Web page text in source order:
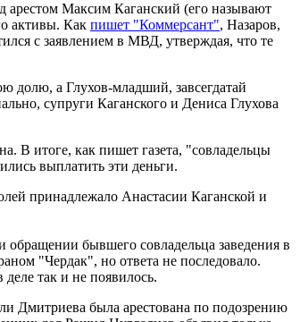
арестом Максим Каганский (его называют
активы. Как пишет "Коммерсант", Назаров,
с заявлением в МВД, утверждая, что те
долю, а Глухов-младший, завсегдатай
супруги Каганского и Дениса Глухова
В итоге, как пишет газета, "совладельцы
выплатить эти деньги.
принадлежало Анастасии Каганской и
обращении бывшего совладельца заведения в
"Чердак", но ответа не последовало.
так и не появилось.
Дмитриева была арестована по подозрению